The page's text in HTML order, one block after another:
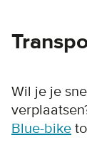
Wil je je
Blue-bike